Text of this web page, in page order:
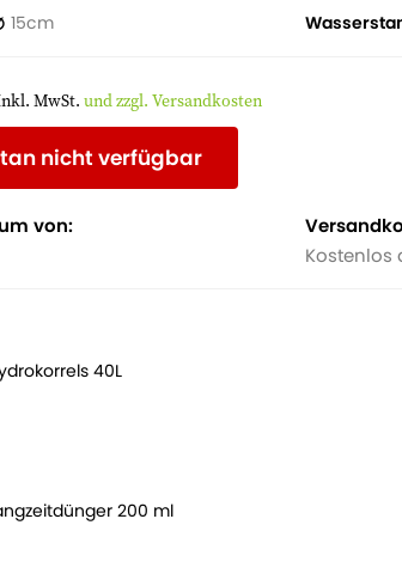
15
MwSt.und zzgl. Versandkosten
nicht verfügbar
von:
Kostenlos
40L
200 ml